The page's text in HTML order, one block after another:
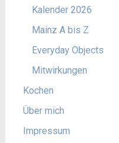
Kalender 2026
Mainz A bis Z
Everyday Objects
Mitwirkungen
Kochen
Über mich
Impressum